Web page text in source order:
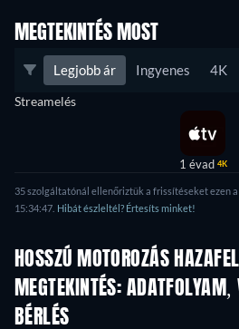
MEGTEKINTÉS MOST
Legjobb ár Ingyenes 4K
Streamelés
1 évad 4K
35 szolgáltatónál ellenőriztük a frissítéseket ezen a
15:34:47. Hibát észleltél? Értesíts minket!
HOSSZÚ MOTOROZÁS
MEGTEKINTÉS: ADATFOLYAM,
BÉRLÉS